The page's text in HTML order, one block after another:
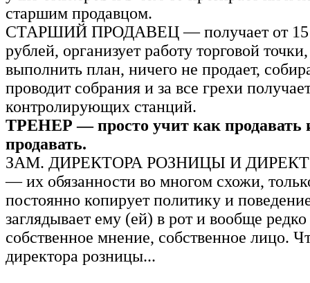
старшим продавцом.
СТАРШИЙ ПРОДАВЕЦ — получает от 15
рублей, организует работу торговой
выполнить план, ничего не продает,
проводит собрания и за все грехи
контролирующих станций.
ТРЕНЕР — просто учит как продавать
продавать.
ЗАМ. ДИРЕКТОРА РОЗНИЦЫ И
— их обязанности во многом схожи,
постоянно копирует политику и
заглядывает ему (ей) в рот и вообще
собственное мнение, собственное лицо.
директора розницы...